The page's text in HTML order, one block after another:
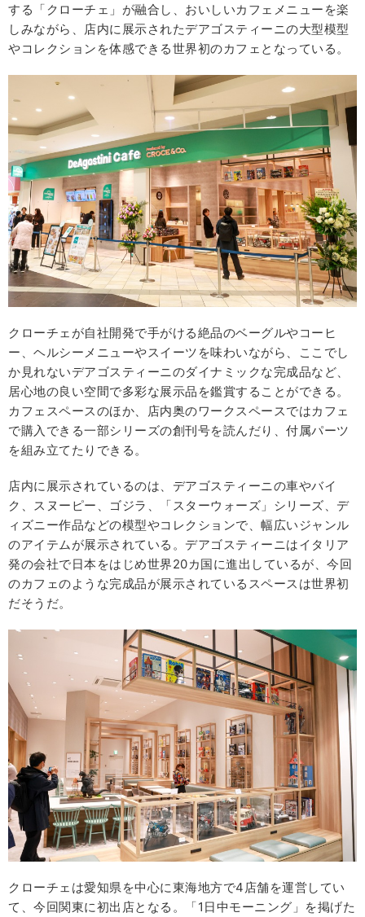
する「クローチェ」が融合し、おいしいカフェメニューを楽
しみながら、店内に展示されたデアゴスティーニの大型模型
やコレクションを体感できる世界初のカフェとなっている。
クローチェが自社開発で手がける絶品のベーグルやコーヒ
ー、ヘルシーメニューやスイーツを味わいながら、ここでし
か見れないデアゴスティーニのダイナミックな完成品など、
居心地の良い空間で多彩な展示品を鑑賞することができる。
カフェスペースのほか、店内奥のワークスペースではカフェ
で購入できる一部シリーズの創刊号を読んだり、付属パーツ
を組み立てたりできる。
店内に展示されているのは、デアゴスティーニの車やバイ
ク、スヌーピー、ゴジラ、「スターウォーズ」シリーズ、デ
ィズニー作品などの模型やコレクションで、幅広いジャンル
のアイテムが展示されている。デアゴスティーニはイタリア
発の会社で日本をはじめ世界20カ国に進出しているが、今回
のカフェのような完成品が展示されているスペースは世界初
だそうだ。
クローチェは愛知県を中心に東海地方で4店舗を運営してい
て、今回関東に初出店となる。「1日中モーニング」を掲げた